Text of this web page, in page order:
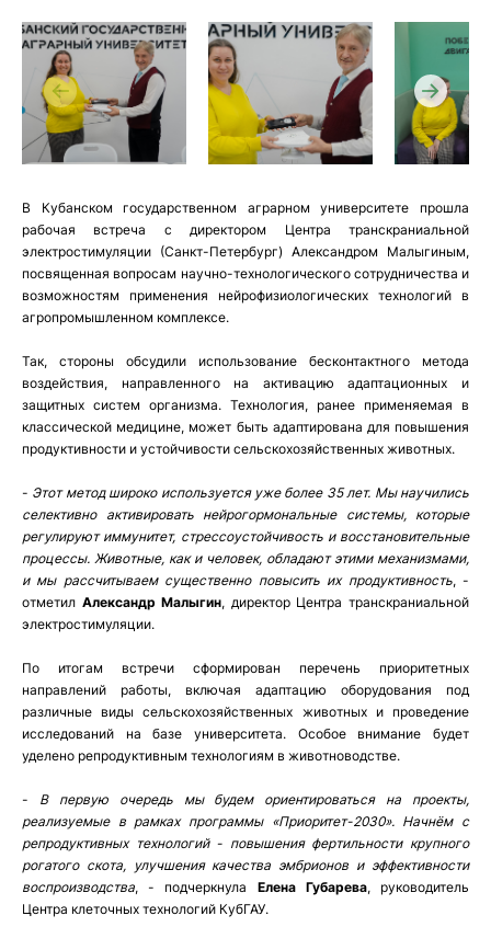
В Кубанском государственном аграрном университете прошла
рабочая встреча с директором Центра транскраниальной
электростимуляции (Санкт-Петербург) Александром Малыгиным,
посвященная вопросам научно-технологического сотрудничества и
возможностям применения нейрофизиологических технологий в
агропромышленном комплексе.
Так, стороны обсудили использование бесконтактного метода
воздействия, направленного на активацию адаптационных и
защитных систем организма. Технология, ранее применяемая в
классической медицине, может быть адаптирована для повышения
продуктивности и устойчивости сельскохозяйственных животных.
- Этот метод широко используется уже более 35 лет. Мы научились
селективно активировать нейрогормональные системы, которые
регулируют иммунитет, стрессоустойчивость и восстановительные
процессы. Животные, как и человек, обладают этими механизмами,
и мы рассчитываем существенно повысить их продуктивность, -
отметил Александр Малыгин, директор Центра транскраниальной
электростимуляции.
По итогам встречи сформирован перечень приоритетных
направлений работы, включая адаптацию оборудования под
различные виды сельскохозяйственных животных и проведение
исследований на базе университета. Особое внимание будет
уделено репродуктивным технологиям в животноводстве.
- В первую очередь мы будем ориентироваться на проекты,
реализуемые в рамках программы «Приоритет-2030». Начнём с
репродуктивных технологий - повышения фертильности крупного
рогатого скота, улучшения качества эмбрионов и эффективности
воспроизводства, - подчеркнула Елена Губарева, руководитель
Центра клеточных технологий КубГАУ.